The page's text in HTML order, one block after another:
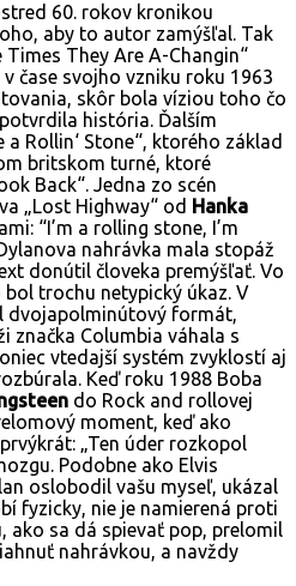
60. rokov kronikou
aby to autor zamýšľal. Tak
They Are A-Changin“
čase svojho vzniku roku 1963
skôr bola víziou toho čo
história. Ďalším
Rollin‘ Stone“, ktorého základ
britskom turné, ktoré
Back“. Jedna zo scén
„Lost Highway“ od Hanka
“I’m a rolling stone, I’m
nahrávka mala stopáž
donútil človeka premýšľať. Vo
trochu netypický úkaz. V
dvojapolminútový formát,
značka Columbia váhala s
vtedajší systém zvyklostí aj
Keď roku 1988 Boba
do Rock and rollovej
moment, keď ako
„Ten úder rozkopol
Podobne ako Elvis
oslobodil vašu myseľ, ukázal
fyzicky, nie je namierená proti
ako sa dá spievať pop, prelomil
nahrávkou, a navždy